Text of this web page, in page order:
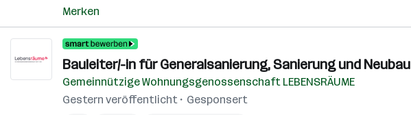
Merken
Bauleiter/-in für Generalsanierung, Sanierung und Neubau
Gemeinnützige Wohnungsgenossenschaft LEBENSRÄUME
Gestern veröffentlicht
Gesponsert